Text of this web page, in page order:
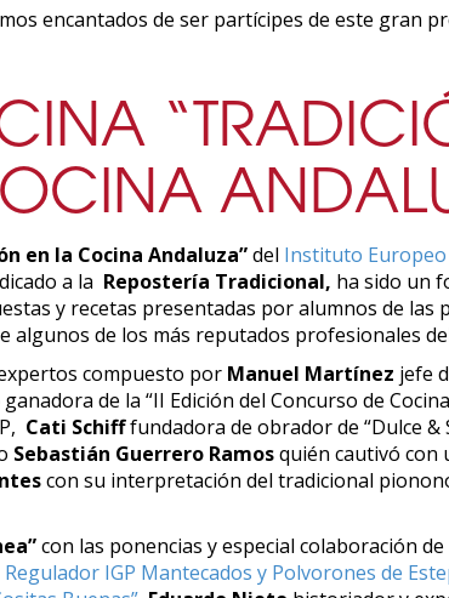
encantados de ser partícipes de este gran
en la Cocina Andaluza”del Instituto
a la Repostería Tradicional, ha sido un
y recetas presentadas por alumnos de las
algunos de los más reputados profesionales
compuesto por Manuel Martínez jefe
ganadora de la “II Edición del Concurso de
Cati Schifffundadora de obrador de “Dulce &
Sebastián Guerrero Ramosquién cautivó con
con su interpretación del tradicional
con las ponencias y especial colaboración
Regulador IGP Mantecados y Polvorones de